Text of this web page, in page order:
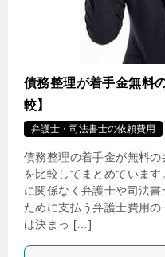
債務整理が着手金無料
較】
弁護士・司法書士の依頼費用
債務整理の着手金が無料
を比較してまとめていま
に関係なく弁護士や司法
ために支払う弁護士費用
は決まっ […]